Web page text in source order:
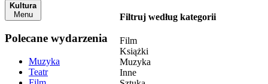
Kultura
Menu
Polecane wydarzenia
Muzyka
Teatr
Filtruj według kategorii
Film
Książki
Muzyka
Inne